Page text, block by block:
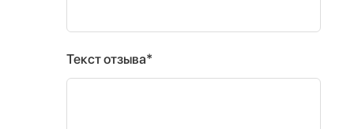
Текст отзыва*